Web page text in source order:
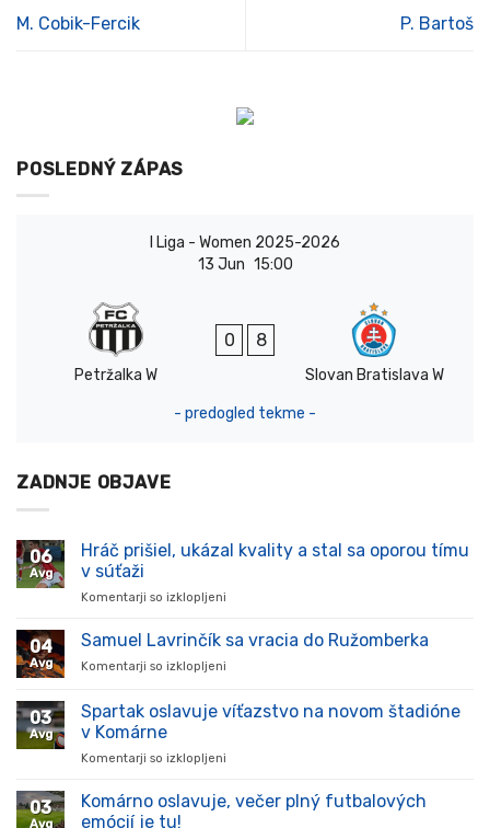
M. Cobik-Fercik P. Bartoš
POSLEDNÝ ZÁPAS
I Liga - Women 2025-2026
13 Jun 15:00
Petržalka W
0 8
Slovan Bratislava W
- predogled tekme -
ZADNJE OBJAVE
06
Avg
Hráč prišiel, ukázal kvality a stal sa oporou tímu
v súťaži
Komentarji so izklopljeni
prišiel,
stal
súťaži
04
Avg
Samuel Lavrinčík sa vracia do Ružomberka
Komentarji so izklopljeni
Lavrinčík
sa
03
Avg
Spartak oslavuje víťazstvo na novom štadióne
v Komárne
Komentarji so izklopljeni
oslavuje
03
Avg
Komárno oslavuje, večer plný futbalových
emócií je tu!